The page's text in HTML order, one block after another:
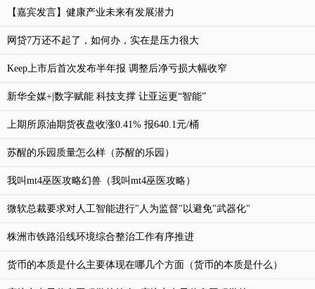
【嘉宾发言】健康产业未来有发展潜力
网贷7万还不起了，如何办，实在是压力很大
Keep上市后首次发布半年报 调整后净亏损大幅收窄
新华全媒+|数字赋能 科技支撑 让亚运更“智能”
上期所原油期货夜盘收涨0.41% 报640.1元/桶
苏醒的乐园质量怎么样（苏醒的乐园）
我叫mt4巫医攻略幻兽（我叫mt4巫医攻略）
微软总裁要求对人工智能进行"人为监督"以避免"武器化"
株洲市铁路沿线环境综合整治工作有序推进
货币的本质是什么主要体现在哪几个方面（货币的本质是什么）